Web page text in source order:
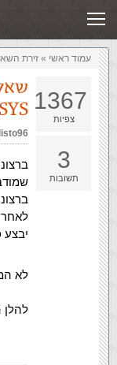
זירת השאלות
עמוד ראשי » ‏זירת
1367
צפיות
3
תשובות
לאחר
יבצע
לא
להלן